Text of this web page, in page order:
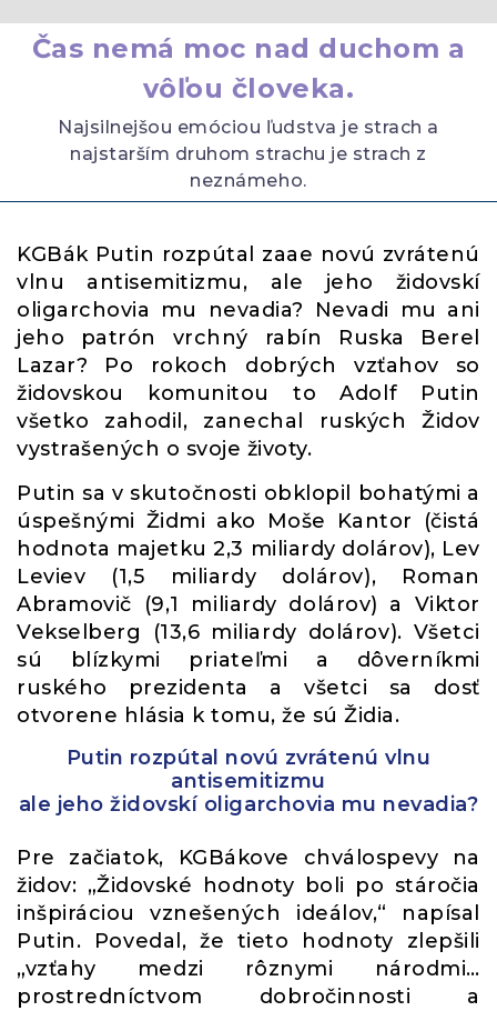
Čas nemá moc nad duchom a
vôľou človeka.
Najsilnejšou emóciou ľudstva je strach a
najstarším druhom strachu je strach z
neznámeho.
KGBák Putin rozpútal zaae novú zvrátenú
vlnu antisemitizmu, ale jeho židovskí
oligarchovia mu nevadia? Nevadi mu ani
jeho patrón vrchný rabín Ruska Berel
Lazar? Po rokoch dobrých vzťahov so
židovskou komunitou to Adolf Putin
všetko zahodil, zanechal ruských Židov
vystrašených o svoje životy.
Putin sa v skutočnosti obklopil bohatými a
úspešnými Židmi ako Moše Kantor (čistá
hodnota majetku 2,3 miliardy dolárov), Lev
Leviev (1,5 miliardy dolárov), Roman
Abramovič (9,1 miliardy dolárov) a Viktor
Vekselberg (13,6 miliardy dolárov). Všetci
sú blízkymi priateľmi a dôverníkmi
ruského prezidenta a všetci sa dosť
otvorene hlásia k tomu, že sú Židia.
Putin rozpútal novú zvrátenú vlnu
antisemitizmu
ale jeho židovskí oligarchovia mu nevadia?
Pre začiatok, KGBákove chválospevy na
židov: „Židovské hodnoty boli po stáročia
inšpiráciou vznešených ideálov,“ napísal
Putin. Povedal, že tieto hodnoty zlepšili
„vzťahy medzi rôznymi národmi…
prostredníctvom dobročinnosti a